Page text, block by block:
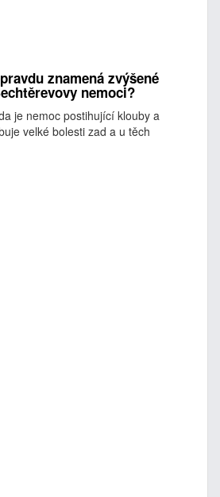
znamená zvýšené
nemoci?
je nemoc postihující klouby a
velké bolesti zad a u těch